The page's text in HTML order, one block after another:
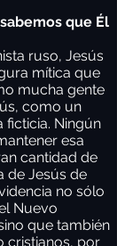
que Él
ruso, Jesús
mítica que
mucha gente
como un
ficticia. Ningún
esa
cantidad de
de Jesús de
no sólo
Nuevo
que también
cristianos, por